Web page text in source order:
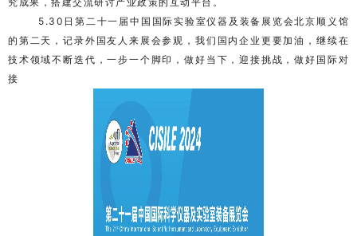
5.30日第二十一届中国国际实验室仪器及装备展览会北京顺义馆
的第二天，记录外国友人来展会参观，我们国内企业更要加油，继续在
技术领域不断迭代，一步一个脚印，做好当下，迎接挑战，做好国际对
接